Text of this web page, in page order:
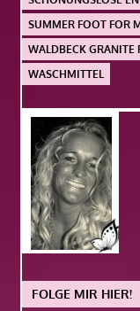
SUMMER FOOT FOR
WALDBECK GRANITE
WASCHMITTEL
FOLGE MIR HIER!